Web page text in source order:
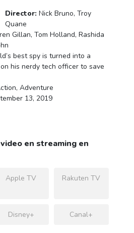
Director: Nick Bruno, Troy
Quane
Gillan, Tom Holland, Rashida
best spy is turned into a
his nerdy tech officer to save
Adventure
13, 2019
en streaming en
Apple TV Rakuten TV
Disney+ Canal+